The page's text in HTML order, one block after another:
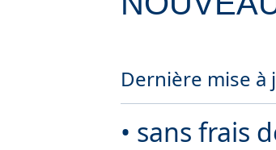
Dernière mise à
• sans frais